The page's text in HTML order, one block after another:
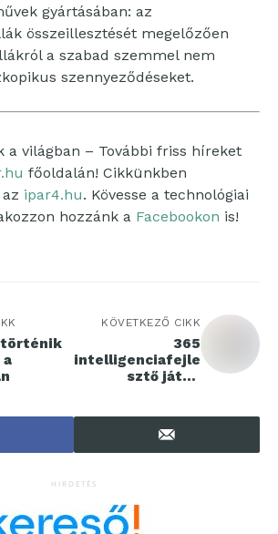
gyártásában: az
összeillesztését megelőzően
a szabad szemmel nem
szennyeződéseket.
világban – További friss híreket
főoldalán! Cikkünkben
ipar4.hu. Kövesse a technológiai
hozzánk a Facebookon is!
történik
a
KÖVETKEZŐ CIKK
365
intelligenciafejle
sztő játék
HIRDETÉS